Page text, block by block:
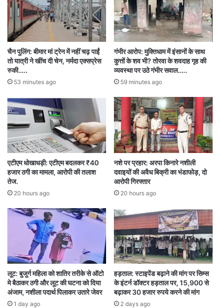
रहा है। पुलिस वीडियो के आधार पर आरोपियों की पहचान
कर रही है। यह घटना पिछले वर्ष सीतापुर क्षेत्र में हुए एक
आदिवासी राजमिस्त्री हत्या कांड की याद दिलाती है। पुलिस
का कहना है कि किसी भी आरोपी को बख्शा नहीं जाएगा।
balrampur Bario Chowki
Crusher plant assault
Petrol theft suspicion Police investigation
Vinod Sarthi viral video
Youth beaten
चैन पुलिंग: बीमार मां ट्रेन में नहीं चढ़ पाईं
तो यात्री ने खींच दी चेन, नर्मदा एक्सप्रेस
रुकी…..
53 minutes ago
गंभीर आरोप: मुक्तिधाम में इंसानों के साथ
कुत्तों के शव भी? तोरवा के शवदाह गृह की
व्यवस्था पर उठे गंभीर सवाल…..
59 minutes ago
एटीएम धोखाधड़ी: एटीएम बदलकर ₹40
हजार ठगी का मामला, आरोपी की तलाश
तेज.
20 hours ago
नशे पर प्रहार: अरपा किनारे नशीली
दवाइयों की अवैध बिक्री का भंडाफोड़, दो
आरोपी गिरफ्तार
20 hours ago
लूट: बुजुर्ग महिला को शातिर तरीके से ऑटो
मे बैठाकर ठगी और लूट की घटना को दिया
अंजाम, नशीला पदार्थ पिलाकर उतारे जेवर
1 day ago
हड़ताल: स्टाइपेंड बढ़ाने की मांग पर सिम्स
के इंटर्न डॉक्टर हड़ताल पर, 15,900 से
बढ़ाकर 30 हजार रुपये करने की मांग
2 days ago